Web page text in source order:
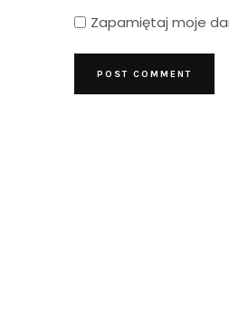
Zapamiętaj moje